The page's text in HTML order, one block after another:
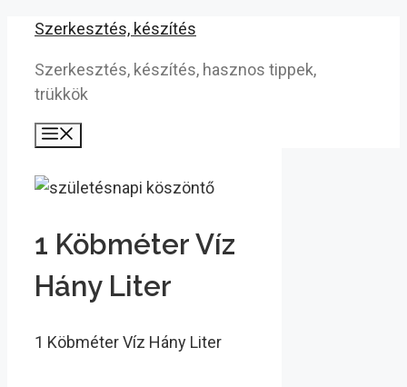
Kilépés
tartalomba
Szerkesztés, készítés
Szerkesztés, készítés, hasznos tippek,
trükkök
1 Köbméter Víz
Hány Liter
1 Köbméter Víz Hány Liter